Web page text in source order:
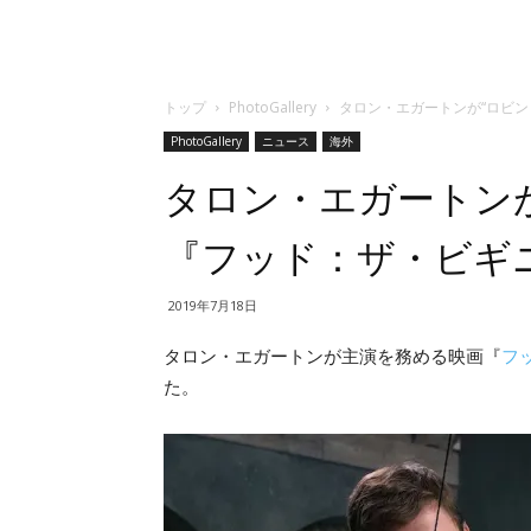
トップ PhotoGallery タロン・エガートンが“ロビ
PhotoGallery ニュース 海外
タロン・エガートン
『フッド：ザ・ビ
2019年7月18日
タロン・エガートンが主演を務める映画『フ
た。